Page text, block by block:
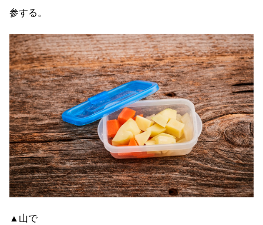
参する。
▲山で